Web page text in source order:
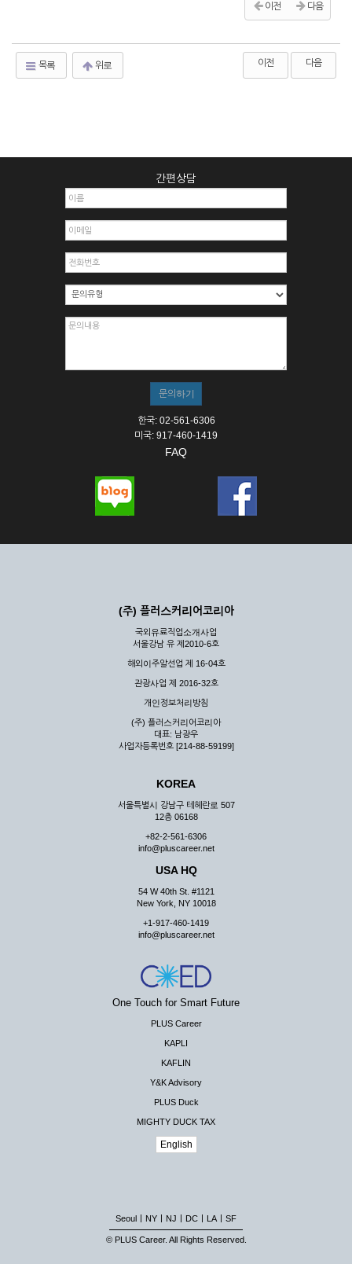
이전 다음
목록 위로 이전 다음
간편상담
한국: 02-561-6306
미국: 917-460-1419
FAQ
(주) 플러스커리어코리아
국외유료직업소개사업
서울강남 유 제2010-6호
해외이주알선업 제 16-04호
관광사업 제 2016-32호
개인정보처리방침
(주) 플러스커리어코리아
대표: 남광우
사업자등록번호 [214-88-59199]
KOREA
서울특별시 강남구 테헤란로 507
12층 06168
+82-2-561-6306
info@pluscareer.net
USA HQ
54 W 40th St. #1121
New York, NY 10018
+1-917-460-1419
info@pluscareer.net
One Touch for Smart Future
PLUS Career
KAPLI
KAFLIN
Y&K Advisory
PLUS Duck
MIGHTY DUCK TAX
English
Seoul NY NJ DC LA SF
© PLUS Career. All Rights Reserved.